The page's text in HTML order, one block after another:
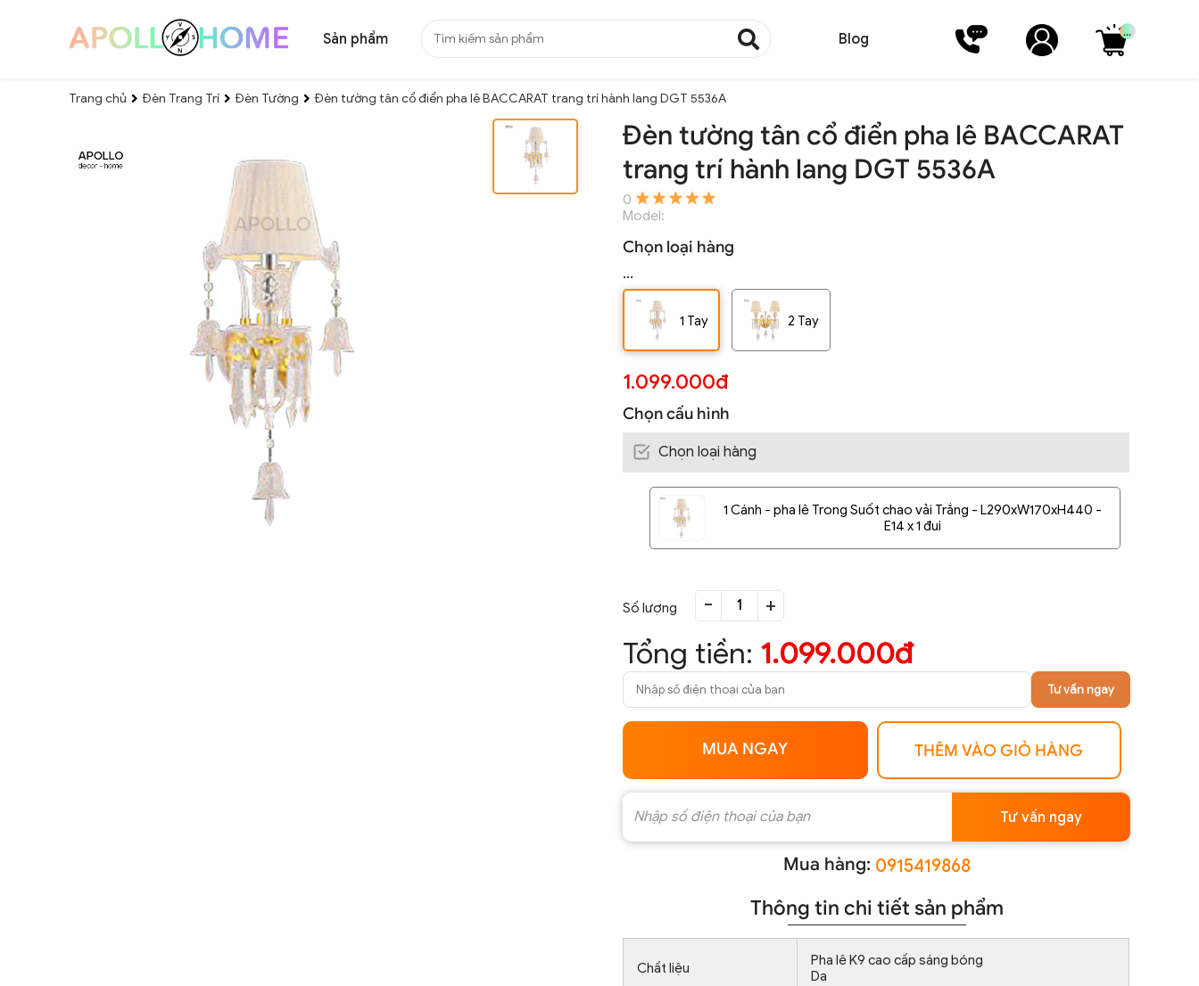
Sản phẩm Blog ...
Trang chủ Đèn Trang Trí Đèn Tường Đèn tường tân cổ điển pha lê BACCARAT trang trí hành lang DGT 5536A
Đèn tường tân cổ điển pha lê BACCARAT
trang trí hành lang DGT 5536A
0
Model:
Chọn loại hàng
...
1 Tay 2 Tay
1.099.000đ
Chọn cấu hình
Chọn loại hàng
1 Cánh - pha lê Trong Suốt chao vải Trắng - L290xW170xH440 -
E14 x 1 đui
Số lượng - +
Tổng tiền: 1.099.000đ
Tư vấn ngay
MUA NGAY THÊM VÀO GIỎ HÀNG
Tư vấn ngay
Mua hàng: 0915419868
Thông tin chi tiết sản phẩm
Chất liệu
Pha lê K9 cao cấp sáng bóng
Da